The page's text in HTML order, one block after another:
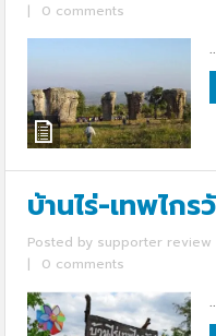
|
0 comments
บ้านไร่-เทพไกร
Posted by supporter review
|
0 comments